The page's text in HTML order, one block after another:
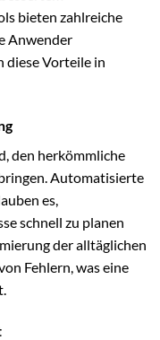
bieten zahlreiche
Anwender
diese Vorteile in
den herkömmliche
Automatisierte
es,
schnell zu planen
der alltäglichen
Fehlern, was eine